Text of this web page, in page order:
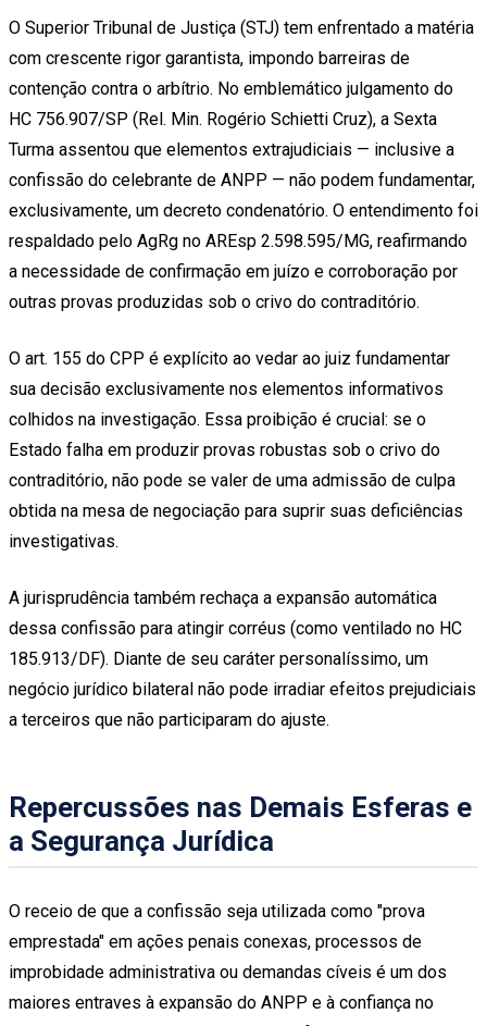
O Superior Tribunal de Justiça (STJ) tem enfrentado a matéria
com crescente rigor garantista, impondo barreiras de
contenção contra o arbítrio. No emblemático julgamento do
HC 756.907/SP (Rel. Min. Rogério Schietti Cruz), a Sexta
Turma assentou que elementos extrajudiciais — inclusive a
confissão do celebrante de ANPP — não podem fundamentar,
exclusivamente, um decreto condenatório. O entendimento foi
respaldado pelo AgRg no AREsp 2.598.595/MG, reafirmando
a necessidade de confirmação em juízo e corroboração por
outras provas produzidas sob o crivo do contraditório.
O art. 155 do CPP é explícito ao vedar ao juiz fundamentar
sua decisão exclusivamente nos elementos informativos
colhidos na investigação. Essa proibição é crucial: se o
Estado falha em produzir provas robustas sob o crivo do
contraditório, não pode se valer de uma admissão de culpa
obtida na mesa de negociação para suprir suas deficiências
investigativas.
A jurisprudência também rechaça a expansão automática
dessa confissão para atingir corréus (como ventilado no HC
185.913/DF). Diante de seu caráter personalíssimo, um
negócio jurídico bilateral não pode irradiar efeitos prejudiciais
a terceiros que não participaram do ajuste.
Repercussões nas Demais Esferas e
a Segurança Jurídica
O receio de que a confissão seja utilizada como "prova
emprestada" em ações penais conexas, processos de
improbidade administrativa ou demandas cíveis é um dos
maiores entraves à expansão do ANPP e à confiança no